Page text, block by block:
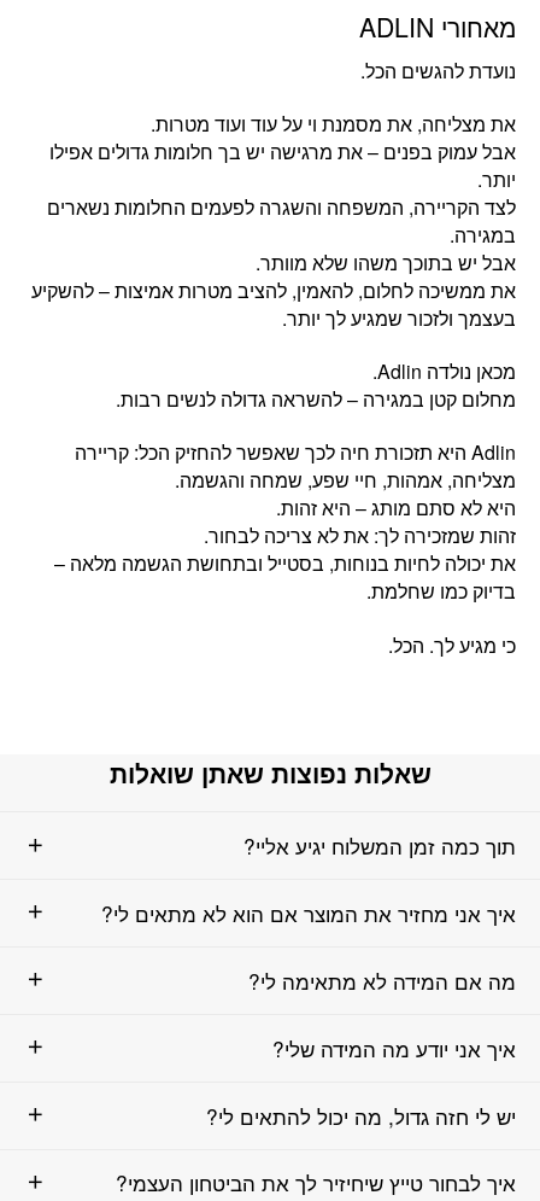
מאחורי ADLIN
נועדת להגשים הכל.
את מצליחה, את מסמנת וי על עוד ועוד מטרות.
אבל עמוק בפנים – את מרגישה יש בך חלומות גדולים אפילו
יותר.
לצד הקריירה, המשפחה והשגרה לפעמים החלומות נשארים
במגירה.
אבל יש בתוכך משהו שלא מוותר.
את ממשיכה לחלום, להאמין, להציב מטרות אמיצות – להשקיע
בעצמך ולזכור שמגיע לך יותר.
מכאן נולדה Adlin.
מחלום קטן במגירה – להשראה גדולה לנשים רבות.
‏Adlin היא תזכורת חיה לכך שאפשר להחזיק הכל: קריירה
מצליחה, אמהות, חיי שפע, שמחה והגשמה.
היא לא סתם מותג – היא זהות.
זהות שמזכירה לך: את לא צריכה לבחור.
את יכולה לחיות בנוחות, בסטייל ובתחושת הגשמה מלאה –
בדיוק כמו שחלמת.
כי מגיע לך. הכל.
שאלות נפוצות שאתן שואלות
תוך כמה זמן המשלוח יגיע אליי?
איך אני מחזיר את המוצר אם הוא לא מתאים לי?
מה אם המידה לא מתאימה לי?
איך אני יודע מה המידה שלי?
יש לי חזה גדול, מה יכול להתאים לי?
איך לבחור טייץ שיחיזיר לך את הביטחון העצמי?